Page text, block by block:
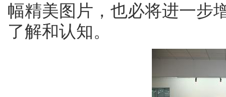
幅精美图片，也必将进一步
了解和认知。